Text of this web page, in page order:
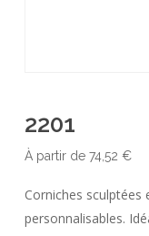
2201
À partir de 74,52 €
Corniches
personnalisables.